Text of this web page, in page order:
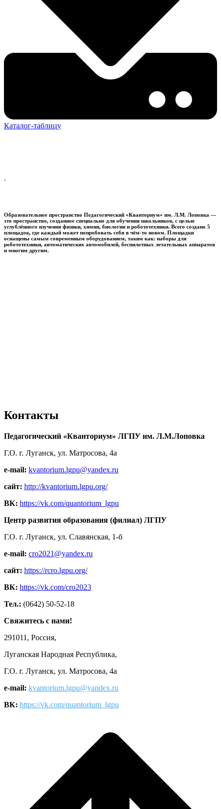
Каталог-таблицу
.
Образовательное пространство Педагогический «Кванториум» им. Л.М. Лоповка —
это пространство, созданное специально для обучения школьников, с целью
углублённого изучения физики, химии, биологии и робототехники. Всего создано 5
площадок, где каждый может попробовать себя в чём-то новом. Площадки
оснащены самым современным оборудованием, таким как: наборы для
робототехники, автоматических автомобилей, беспилотных летательных аппаратов
и многим другим.
Контакты
Педагогический «Кванториум» ЛГПУ им. Л.М.Лоповка
Г.О. г. Луганск, ул. Матросова, 4а
e-mail: kvantorium.lgpu@yandex.ru
сайт: http://kvantorium.lgpu.org/
ВК: https://vk.com/quantorium_lgpu
Центр развития образования (филиал) ЛГПУ
Г.О. г. Луганск, ул. Славянская, 1-б
e-mail: cro2021@yandex.ru
сайт: https://rcro.lgpu.org/
ВК: https://vk.com/cro2023
Тел.: (0642) 50-52-18
Свяжитесь с нами!
291011, Россия,
Луганская Народная Республика,
Г.О. г. Луганск, ул. Матросова, 4а
e-mail: kvantorium.lgpu@yandex.ru
ВК: https://vk.com/quantorium_lgpu